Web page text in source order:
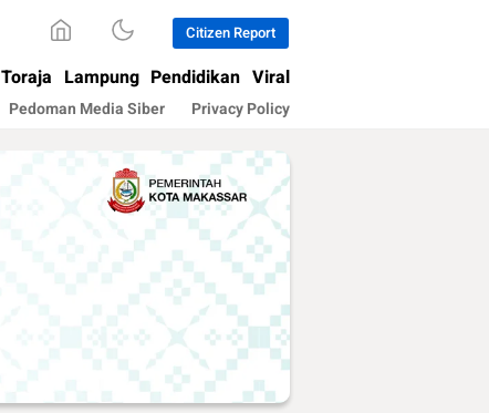
Citizen Report
Toraja Lampung Pendidikan Viral
Pedoman Media Siber Privacy Policy